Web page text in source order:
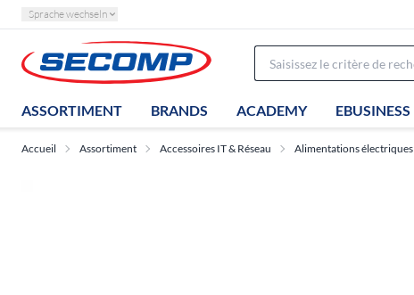
Sprache wechseln
ASSORTIMENT BRANDS ACADEMY EBUSINESS
Accueil Assortiment Accessoires IT & Réseau Alimentations électriques